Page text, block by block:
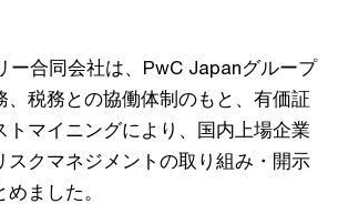
ー合同会社は、PwC Japanグループ
、税務との協働体制のもと、有価証
トマイニングにより、国内上場企業
スクマネジメントの取り組み・開示
ました。